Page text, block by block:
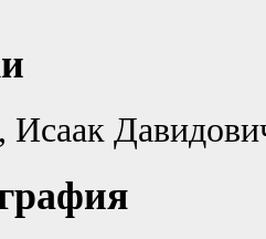
Исаак